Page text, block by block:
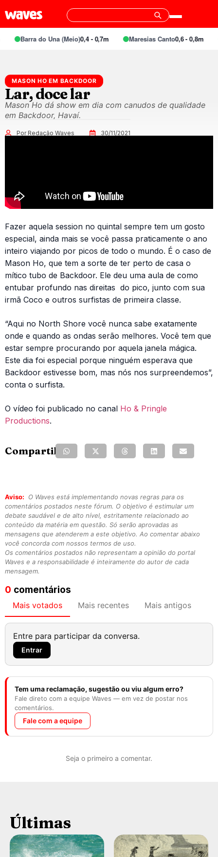
Barra do Una (Meio)0,4 - 0,7m Maresias Canto0,6 - 0,8m
MASON HO EM BACKDOOR
Lar, doce lar
Mason Ho dá show em dia com canudos de qualidade
em Backdoor, Havaí.
Por Redação Waves 30/11/2021
Fazer aquela session no quintal sempre tem um gosto
especial, ainda mais se você passa praticamente o ano
inteiro viajando por picos de todo o mundo. É o caso de
Mason Ho, que tem a sorte de ter perto de casa o
mítico tubo de Backdoor. Ele deu uma aula de como
entubar profundo nas direitas do pico, junto com sua
irmã Coco e outros surfistas de primeira classe.
“Aqui no North Shore você nunca sabe exatamente
onde e quando as ondas serão melhores. Você tem que
estar sempre procurando por aquela janela mágica.
Este dia foi especial porque ninguém esperava que
Backdoor estivesse bom, mas nós nos surpreendemos”,
conta o surfista.
O vídeo foi publicado no canal Ho & Pringle
Productions.
Compartilhe:
Aviso:
O Waves está implementando novas regras para os
comentários postados neste fórum. O objetivo é estimular um
debate saudável e de alto nível, estritamente relacionado ao
conteúdo da matéria em questão. Só serão aprovadas as
mensagens que atenderem a este objetivo. Ao comentar abaixo
você concorda com nossos termos de uso.
Os comentários postados não representam a opinião do portal
Waves e a responsabilidade é inteiramente do autor de cada
mensagem.
0 comentários
Mais votados Mais recentes Mais antigos
Entre para participar da conversa.
Entrar
Tem uma reclamação, sugestão ou viu algum erro?
Fale direto com a equipe Waves — em vez de postar nos
comentários.
Fale com a equipe
Seja o primeiro a comentar.
Últimas